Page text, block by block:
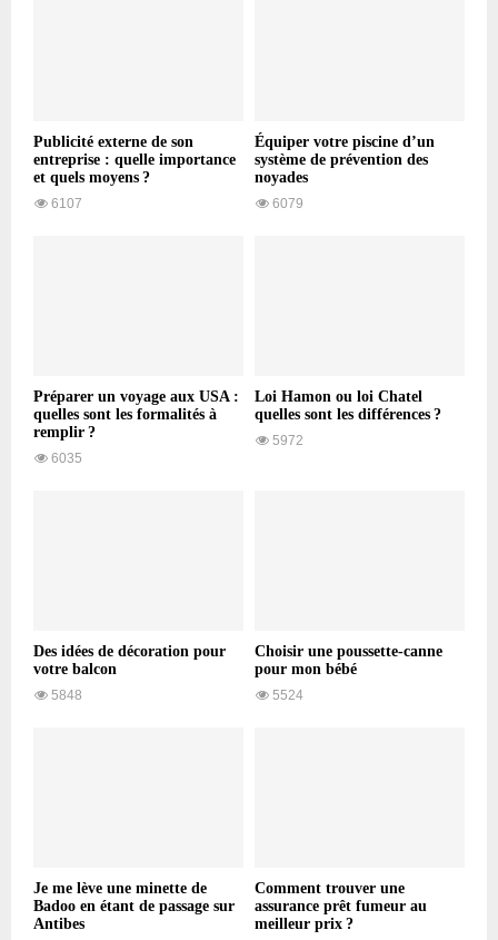
Publicité externe de son
entreprise : quelle importance
et quels moyens ?
6107
Équiper votre piscine d’un
système de prévention des
noyades
6079
Préparer un voyage aux USA :
quelles sont les formalités à
remplir ?
6035
Loi Hamon ou loi Chatel
quelles sont les différences ?
5972
Des idées de décoration pour
votre balcon
5848
Choisir une poussette-canne
pour mon bébé
5524
Je me lève une minette de
Badoo en étant de passage sur
Antibes
Comment trouver une
assurance prêt fumeur au
meilleur prix ?